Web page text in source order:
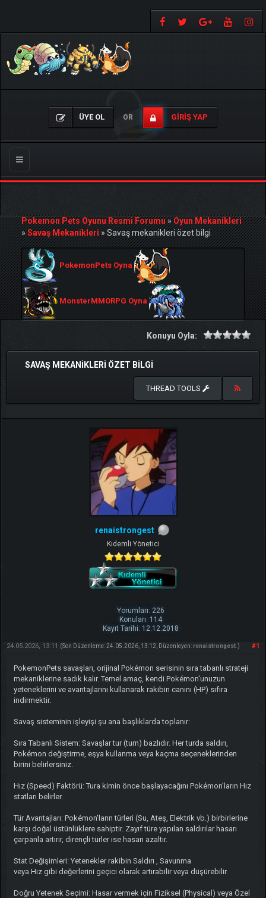
ÜYE OL OR GIRIŞ YAP
Gezinmeyi
Değiştir
Pokemon Pets Oyunu Resmi Forumu»Oyun Mekanikleri
»Savaş Mekanikleri»Savaş mekanikleri özet bilgi
PokemonPets Oyna
MonsterMMORPG Oyna
Konuyu Oyla:
SAVAŞ MEKANIKLERI ÖZET BILGI
THREAD TOOLS
renaistrongest
Kıdemli Yönetici
Yorumları: 226
Konuları: 114
Kayıt Tarihi: 12.12.2018
#1
24.05.2026, 13:11 (Son Düzenleme: 24.05.2026, 13:12, Düzenleyen:renaistrongest.)
PokemonPets savaşları, orijinal Pokémon serisinin sıra tabanlı strateji
mekaniklerine sadık kalır. Temel amaç, kendi Pokémon'unuzun
yeteneklerini ve avantajlarını kullanarak rakibin canını (HP) sıfıra
indirmektir.
Savaş sisteminin işleyişi şu ana başlıklarda toplanır:
Sıra Tabanlı Sistem: Savaşlar tur (turn) bazlıdır. Her turda saldırı,
Pokémon değiştirme, eşya kullanma veya kaçma seçeneklerinden
birini belirlersiniz.
Hız (Speed) Faktörü: Tura kimin önce başlayacağını Pokémon'ların Hız
statları belirler.
Tür Avantajları: Pokémon'ların türleri (Su, Ateş, Elektrik vb.) birbirlerine
karşı doğal üstünlüklere sahiptir. Zayıf türe yapılan saldırılar hasarı
çarpanla artırır, dirençli türler ise hasarı azaltır.
Stat Değişimleri: Yetenekler rakibin Saldırı , Savunma
veya Hız gibi değerlerini geçici olarak artırabilir veya düşürebilir.
Doğru Yetenek Seçimi: Hasar vermek için Fiziksel (Physical) veya Özel